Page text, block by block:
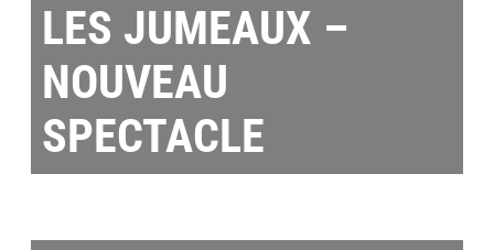
LES JUMEAUX –
NOUVEAU
SPECTACLE